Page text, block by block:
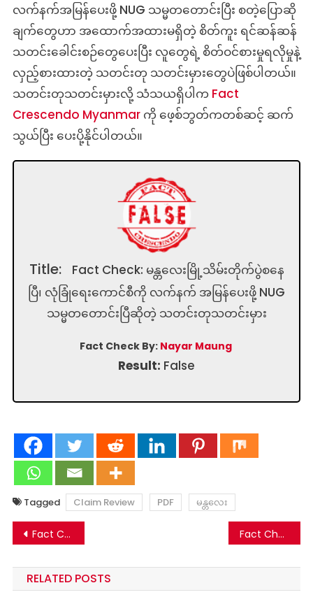
လက်နက်အမြန်ပေးဖို့ NUG သမ္မတတောင်းပြီး စတဲ့ပြောဆို
ချက်တွေဟာ အထောက်အထားမရှိတဲ့ စိတ်ကူး ရင်ဆန်ဆန်
သတင်းခေါင်းစဉ်တွေပေးပြီး လူတွေရဲ့ စိတ်ဝင်စားမှုရလိုမှုနဲ့
လှည့်စားထားတဲ့ သတင်းတု သတင်းမှားတွေပဲဖြစ်ပါတယ်။
သတင်းတုသတင်းမှားလို့ သံသယရှိပါက Fact
Crescendo Myanmarကို ဖေ့စ်ဘွတ်ကတစ်ဆင့် ဆက်
သွယ်ပြီး ပေးပို့နိုင်ပါတယ်။
Title:
Fact Check: မန္တလေးမြို့သိမ်းတိုက်ပွဲစနေ
ပြီ၊ လုံခြုံရေးကောင်စီကို လက်နက် အမြန်ပေးဖို့ NUG
သမ္မတတောင်းပြီဆိုတဲ့ သတင်းတုသတင်းမှား
Fact Check By: Nayar Maung
Result: False
Tagged Claim Review PDF မန္တလေး
Post
navigation
Fact Check: ဗိုလ်ချုပ်မြထွန်းဦးဟာ မိသားစုတွေပါခေါ်ပြီး NUG နဲ့ပူးပေါင်းတယ်ဆိုတဲ့ သတင်းတုသတင်းမှား Fact Check: PDF တွေ အိမ်မပြန်ရင် နစကထံအပ်နှံမယ်လို့ KNU တာဝန်ရှိသူက ပြောနေတာလား-မဟုတ်ပါ
RELATED POSTS